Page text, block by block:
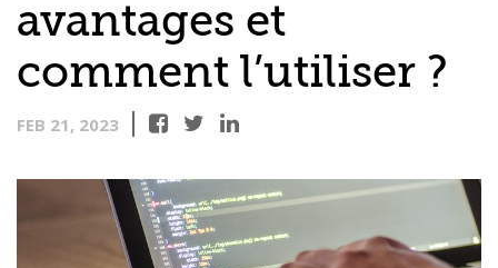
avantages et
comment l’utiliser ?
FEB 21, 2023